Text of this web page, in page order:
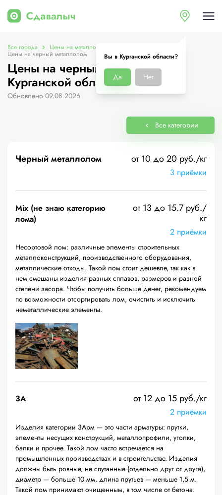
Вы в Курганской области?
Да Нет
Все города Цены на металлолом в Курганской области
Цены на черный металлолом
Цены на черный металлолом в
Курганской области
Обновлено 09.08.2026
Все категории
Черный металлолом от 10 до 20 руб./кг
3 приёмки
Mix (не знаю категорию
лома)
от 13 до 15.7 руб./
кг
2 приёмки
Несортовой лом: различные элементы строительных
металлоконструкций, производственного оборудования,
металлические отходы. Такой лом стоит дешевле, так как в
нем смешаны изделия разных сплавов, размеров и разной
степени засора. Чтобы получить больше денег, рекомендуем
по возможности отсортировать лом, очистить и исключить
неметаллические элементы.
3А от 12 до 15 руб./кг
2 приёмки
Изделия категории 3Арм — это части арматуры: прутки,
элементы несущих конструкций, металлопрофили, уголки,
балки и прочее. Такой лом часто встречается на
промышленных производствах и в строительстве. Изделия
должны быть ровные, не спутанные (отдельно друг от друга),
диаметр — больше 10 мм, длина прутьев — меньше 1,5 м.
Такой лом принимают очищенным, в том числе от бетона.